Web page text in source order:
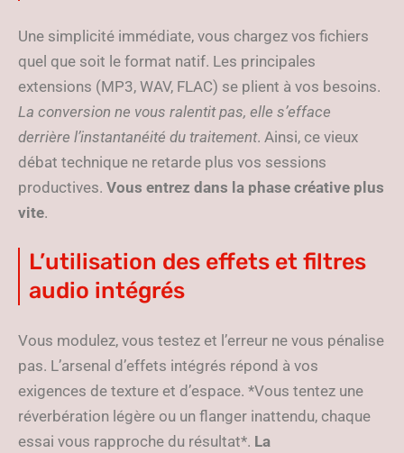
Une simplicité immédiate, vous chargez vos fichiers
quel que soit le format natif. Les principales
extensions (MP3, WAV, FLAC) se plient à vos besoins.
La conversion ne vous ralentit pas, elle s’efface
derrière l’instantanéité du traitement. Ainsi, ce vieux
débat technique ne retarde plus vos sessions
productives. Vous entrez dans la phase créative plus
vite.
L’utilisation des effets et filtres
audio intégrés
Vous modulez, vous testez et l’erreur ne vous pénalise
pas. L’arsenal d’effets intégrés répond à vos
exigences de texture et d’espace. *Vous tentez une
réverbération légère ou un flanger inattendu, chaque
essai vous rapproche du résultat*. La